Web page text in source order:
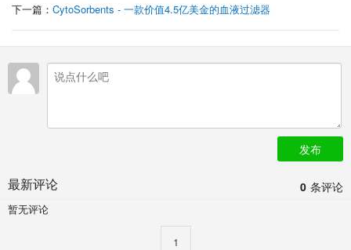
下一篇： CytoSorbents - 一款价值4.5亿美金的血液过滤器
发布
0 条评论
最新评论
暂无评论
1